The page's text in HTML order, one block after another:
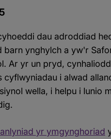
dau adroddiad
barn ynghylch a yw'r
Ar yr un pryd,
cyflwyniadau i alwad
wella, i helpu i lunio
yr ymgynghoriad